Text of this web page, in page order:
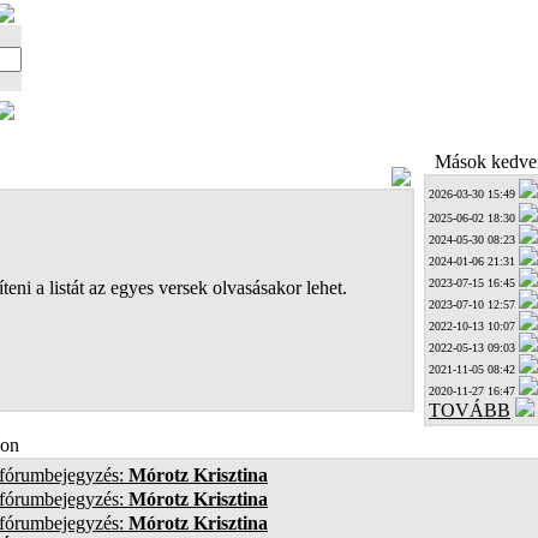
a listát az egyes versek olvasásakor lehet.
Mások
2026-03-30 15:49
2025-06-02 18:30
2024-05-30 08:23
2024-01-06 21:31
2023-07-15 16:45
2023-07-10 12:57
2022-10-13 10:07
2022-05-13 09:03
2021-11-05 08:42
2020-11-27 16:47
TOVÁBB
Mórotz Krisztina
Mórotz Krisztina
Mórotz Krisztina